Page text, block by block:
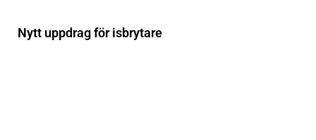
Nytt uppdrag för isbrytare